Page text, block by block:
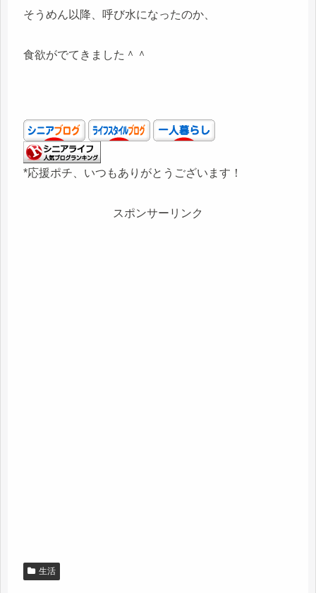
そうめん以降、呼び水になったのか、
食欲がでてきました＾＾
*応援ポチ、いつもありがとうございます！
スポンサーリンク
生活